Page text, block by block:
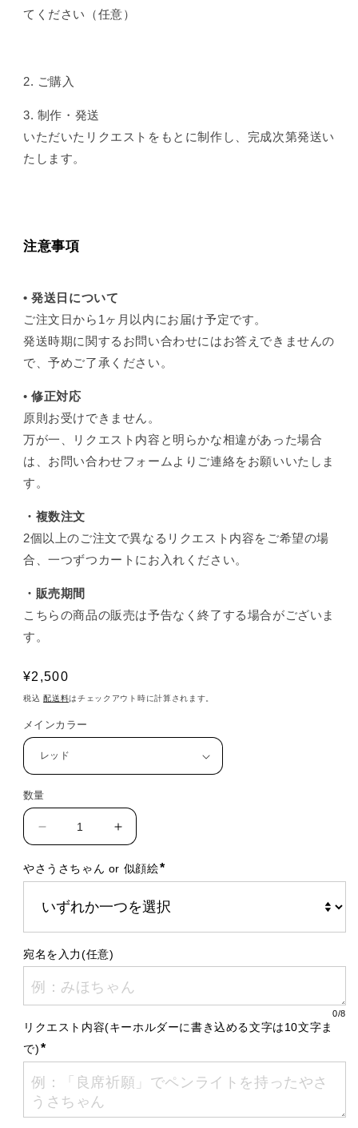
てください（任意）
2. ご購入
3. 制作・発送
いただいたリクエストをもとに制作し、完成次第発送い
たします。
注意事項
• 発送 日について
ご注文日から1ヶ月以内にお届け予定です。
発送時期に関するお問い合わせにはお答えできませんの
で、予めご了承ください。
• 修正対応
原則お受けできません。
万が一、リクエスト内容と明らかな相違があった場合
は、お問い合わせフォームよりご連絡をお願いいたしま
す。
・複数注文
2個以上のご注文で異なるリクエスト内容をご希望の場
合、一つずつカートにお入れください。
・販売期間
こちらの商品の販売は予告なく終了する場合がございま
す。
通
常
格
¥2,500
税込配送料はチェックアウト時に計算されます。
メインカラー
数量
に
と
つ！
リ
ク
エ
ス
ト
直
筆
キ
ー
世
に
と
つ！
ク
エ
ス
ト
筆
キ
やさうさちゃん or 似顔絵*
宛名を入力(任意)
0/8
リクエスト内容(キーホルダーに書き込める文字は10文字ま
で) *